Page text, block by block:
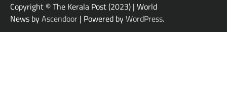
Copyright © The Kerala Post (2023) | World
News byAscendoor | Powered byWordPress.